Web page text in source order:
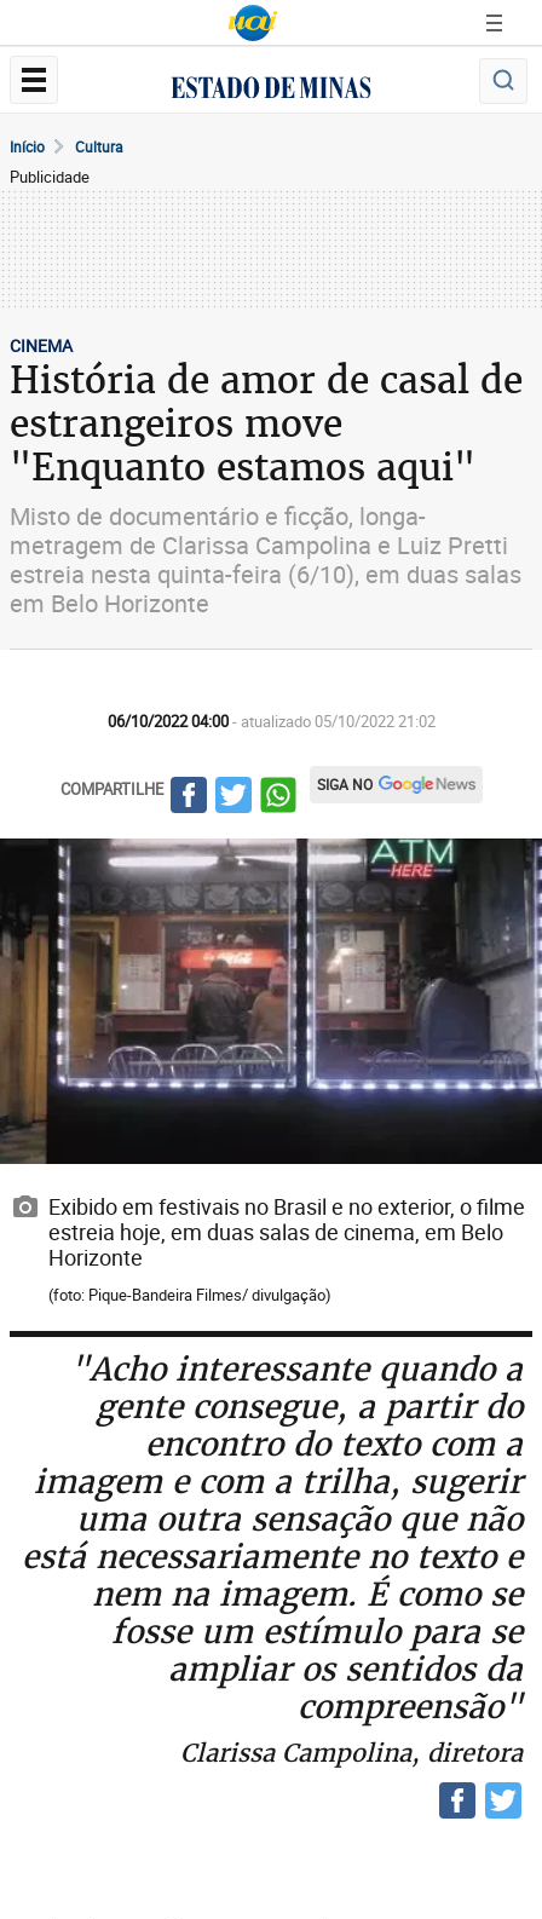
Início Cultura
Publicidade
CINEMA
História de amor de casal de
estrangeiros move
"Enquanto estamos aqui"
Misto de documentário e ficção, longa-
metragem de Clarissa Campolina e Luiz Pretti
estreia nesta quinta-feira (6/10), em duas salas
em Belo Horizonte
06/10/2022 04:00- atualizado 05/10/2022 21:02
COMPARTILHE SIGA NO
Exibido em festivais no Brasil e no exterior, o filme
estreia hoje, em duas salas de cinema, em Belo
Horizonte
(foto: Pique-Bandeira Filmes/ divulgação)
"Acho interessante quando a
gente consegue, a partir do
encontro do texto com a
imagem e com a trilha, sugerir
uma outra sensação que não
está necessariamente no texto e
nem na imagem. É como se
fosse um estímulo para se
ampliar os sentidos da
compreensão"
Clarissa Campolina, diretora